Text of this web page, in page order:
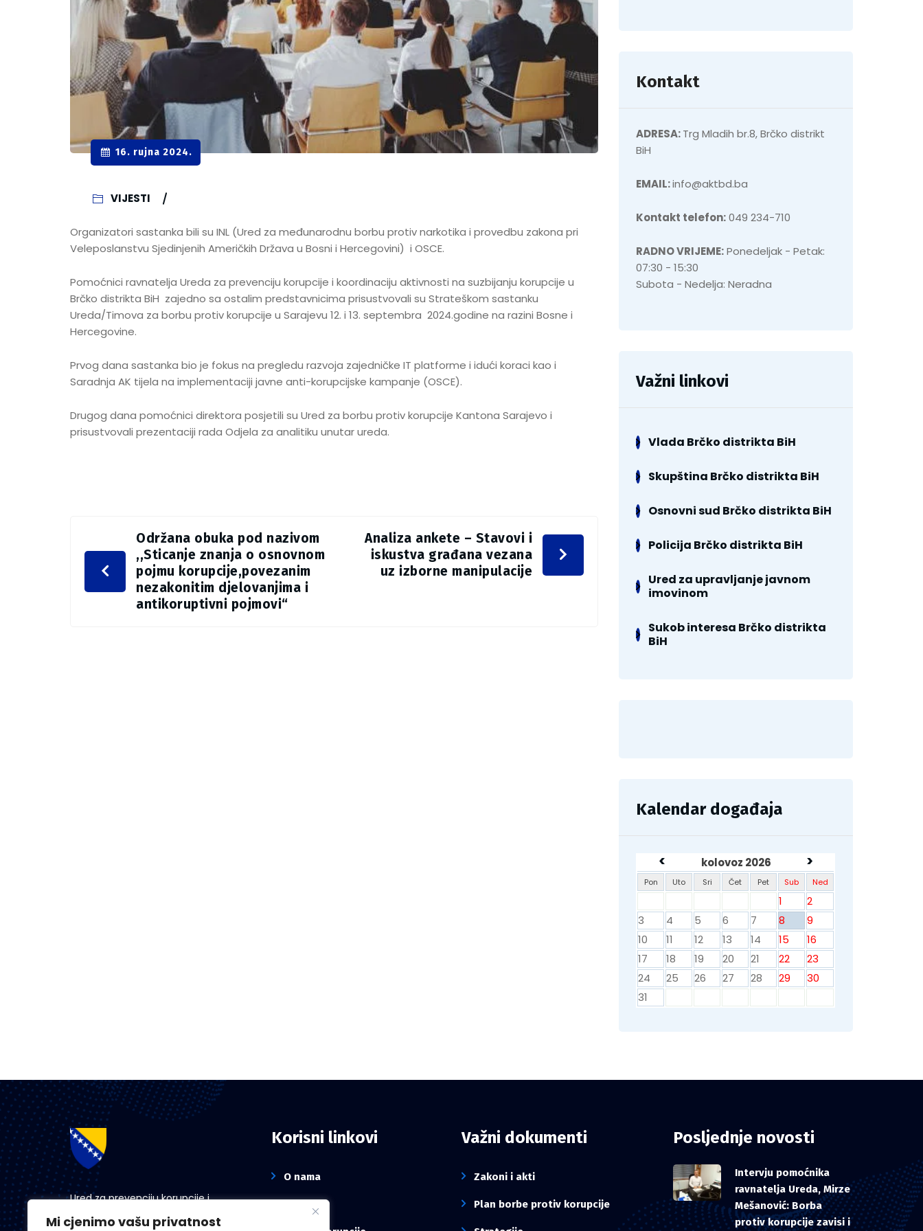
Mi cjenimo vašu privatnost
16. rujna 2024.
VIJESTI
Organizatori sastanka bili su INL (Ured za međunarodnu borbu protiv narkotika i provedbu zakona pri
Veleposlanstvu Sjedinjenih Američkih Država u Bosni i Hercegovini) i OSCE.
Pomoćnici ravnatelja Ureda za prevenciju korupcije i koordinaciju aktivnosti na suzbijanju korupcije u
Brčko distrikta BiH zajedno sa ostalim predstavnicima prisustvovali su Strateškom sastanku
Ureda/Timova za borbu protiv korupcije u Sarajevu 12. i 13. septembra 2024.godine na razini Bosne i
Hercegovine.
Prvog dana sastanka bio je fokus na pregledu razvoja zajedničke IT platforme i idući koraci kao i
Saradnja AK tijela na implementaciji javne anti-korupcijske kampanje (OSCE).
Drugog dana pomoćnici direktora posjetili su Ured za borbu protiv korupcije Kantona Sarajevo i
prisustvovali prezentaciji rada Odjela za analitiku unutar ureda.
Održana obuka pod nazivom
,,Sticanje znanja o osnovnom
pojmu korupcije,povezanim
nezakonitim djelovanjima i
antikoruptivni pojmovi“
Analiza ankete – Stavovi i
iskustva građana vezana
uz izborne manipulacije
Kontakt
ADRESA:Trg Mladih br.8, Brčko distrikt
BiH
EMAIL:info@aktbd.ba
Kontakt telefon:049 234-710
RADNO VRIJEME:Ponedeljak - Petak:
07:30 - 15:30
Subota - Nedelja: Neradna
Važni linkovi
Vlada Brčko distrikta BiH
Skupština Brčko distrikta BiH
Osnovni sud Brčko distrikta BiH
Policija Brčko distrikta BiH
Ured za upravljanje javnom
imovinom
Sukob interesa Brčko distrikta
BiH
Kalendar događaja
< kolovoz 2026 >
Pon Uto Sri Čet Pet Sub Ned
1
2
3
4 5 6 7 8
9
10
11 12 13 14 15
16
17
18 19 20 21 22
23
24
25 26 27 28 29
30
31
Ured za prevenciju korupcije i
koordinaciju aktivnosti na suzbijanju
Korisni linkovi
O nama
Važni dokumenti
Zakoni i akti
Plan borbe protiv korupcije
Posljednje novosti
Intervju pomoćnika
ravnatelja Ureda, Mirze
Mešanović: Borba
protiv korupcije zavisi i